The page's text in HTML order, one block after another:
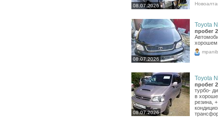
08.07.2026
08.07.2026
Toyota
пробег
хорошем
08.07.2026
Toyota
пробег
турбо-
в
резина,